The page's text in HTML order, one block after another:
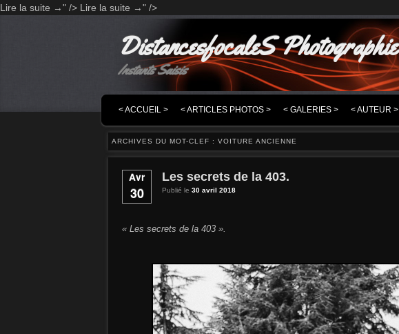
Lire la suite → " /> Lire la suite → " />
DistancesfocaleS Photographie
Instants Saisis
MASQUER LA NAVIGATION PRINCIPALE
MASQUER LA NAVIGATION SECONDAIRE
< ACCUEIL > < ARTICLES PHOTOS > < GALERIES > < AUTEUR >
ARCHIVES DU MOT-CLEF : VOITURE ANCIENNE
Avr
30
Les secrets de la 403.
Publié le 30 avril 2018
« Les secrets de la 403 ».